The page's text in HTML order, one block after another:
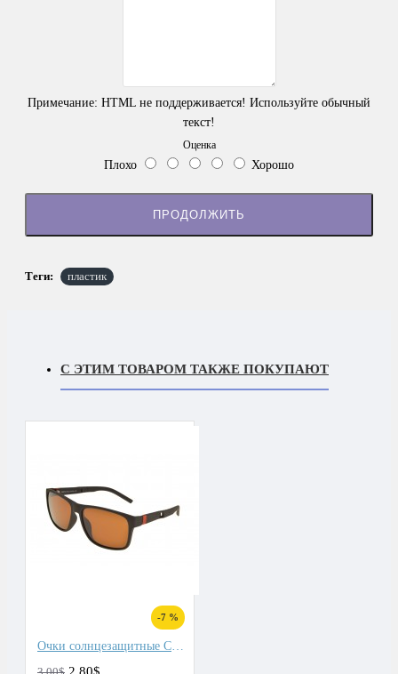
Примечание: HTML не поддерживается! Используйте обычный
текст!
Оценка
Плохо Хорошо
ПРОДОЛЖИТЬ
Теги: пластик
С ЭТИМ ТОВАРОМ ТАКЖЕ ПОКУПАЮТ
-7 %
Очки солнцезащитные Cheysler